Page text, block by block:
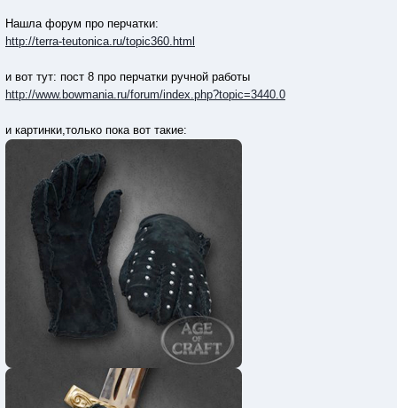
Нашла форум про перчатки:
http://terra-teutonica.ru/topic360.html
и вот тут: пост 8 про перчатки ручной работы
http://www.bowmania.ru/forum/index.php?topic=3440.0
и картинки,только пока вот такие: